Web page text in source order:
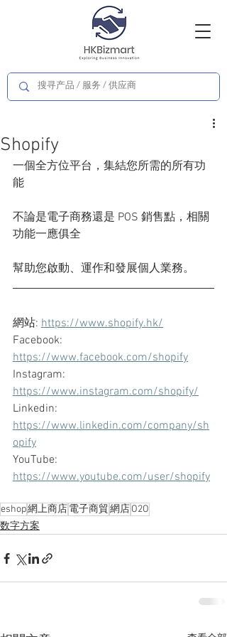
Shopify
一個全方位平台，集結您所需的所有功
能
不論是電子商務還是 POS 銷售點，相關
功能一應俱全
幫助您啟動、運作和發展個人業務。
網站: https://www.shopify.hk/
Facebook:
https://www.facebook.com/shopify
Instagram:
https://www.instagram.com/shopify/
Linkedin:
https://www.linkedin.com/company/sh
opify
YouTube:
https://www.youtube.com/user/shopify
eshop網上商店電子商貿 網店O2O
数字方案